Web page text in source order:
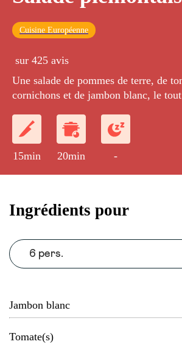
Cuisine Européenne
sur 425 avis
Une salade de pommes de terre, de
cornichons et de jambon blanc, le tout
15min 20min -
Ingrédients pour
6 pers.
Jambon blanc
Tomate(s)